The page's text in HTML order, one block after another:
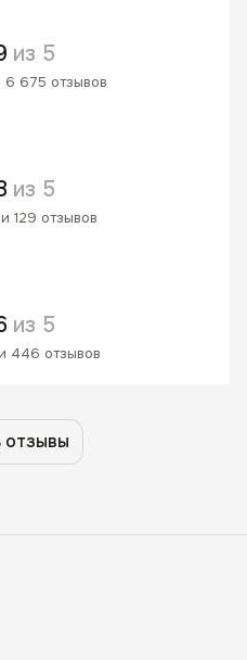
из 5
675 отзывов
из 5
129 отзывов
из 5
446 отзывов
отзывы